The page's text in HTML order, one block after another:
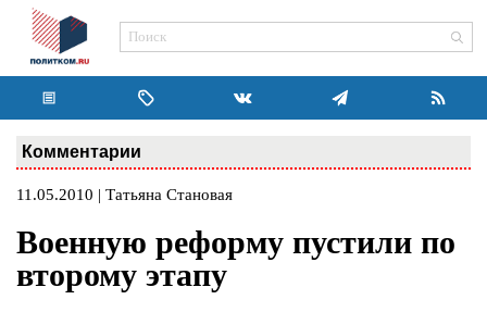
Комментарии
11.05.2010 | Татьяна Становая
Военную реформу пустили по
второму этапу